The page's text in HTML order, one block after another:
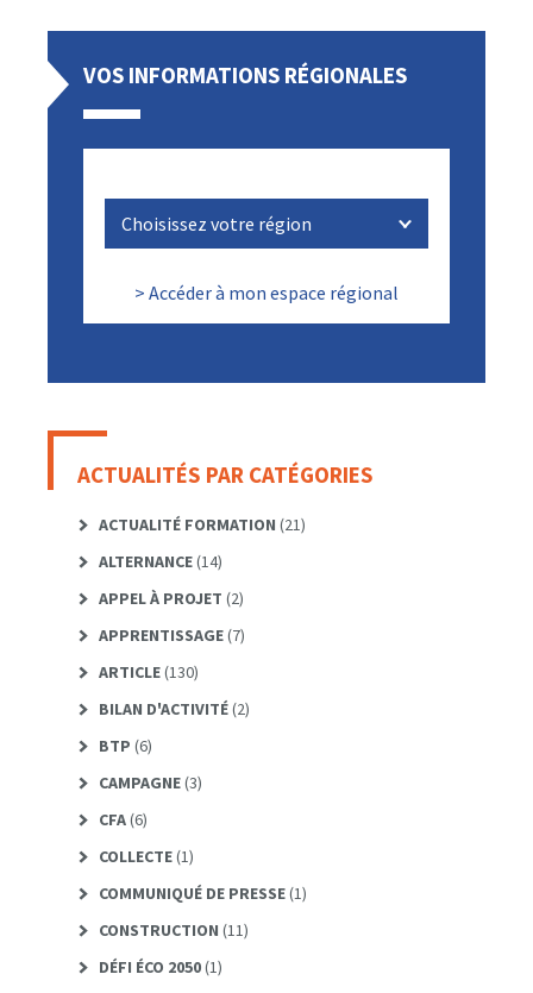
VOS INFORMATIONS RÉGIONALES
> Accéder à mon espace régional
ACTUALITÉS PAR CATÉGORIES
ACTUALITÉ FORMATION (21)
ALTERNANCE(14)
APPEL À PROJET (2)
APPRENTISSAGE(7)
ARTICLE(130)
BILAN D'ACTIVITÉ(2)
BTP (6)
CAMPAGNE(3)
CFA(6)
COLLECTE(1)
COMMUNIQUÉ DE PRESSE(1)
CONSTRUCTION (11)
DÉFI ÉCO 2050(1)